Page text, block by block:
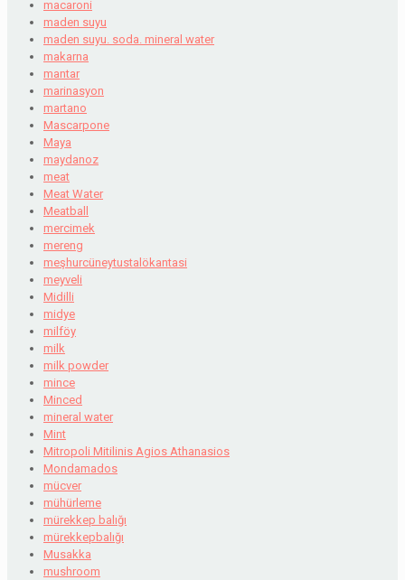
macaroni
maden suyu
maden suyu. soda. mineral water
makarna
mantar
marinasyon
martano
Mascarpone
Maya
maydanoz
meat
Meat Water
Meatball
mercimek
mereng
meşhurcüneytustalökantasi
meyveli
Midilli
midye
milföy
milk
milk powder
mince
Minced
mineral water
Mint
Mitropoli Mitilinis Agios Athanasios
Mondamados
mücver
mühürleme
mürekkep balığı
mürekkepbalığı
Musakka
mushroom